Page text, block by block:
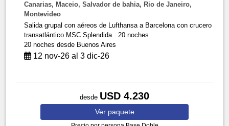
Canarias, Maceio, Salvador de bahia, Rio de Janeiro,
Montevideo
Salida grupal con aéreos de Lufthansa a Barcelona con crucero
transatlántico MSC Splendida . 20 noches
20 nochesdesde Buenos Aires
12 nov-26 al 3 dic-26
desde USD 4.230
Ver paquete